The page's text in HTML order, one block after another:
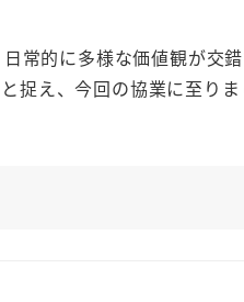
的に多様な価値観が交錯
捉え、今回の協業に至りま